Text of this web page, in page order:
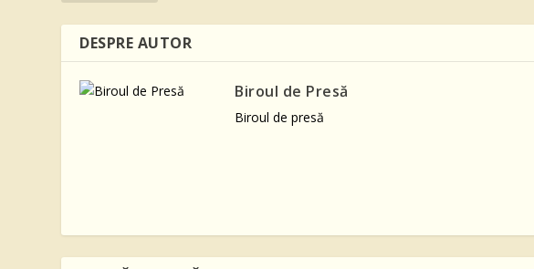
DESPRE AUTOR
Biroul de Presă
Biroul de presă